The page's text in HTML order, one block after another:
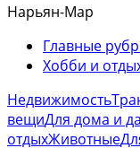
Нарьян-Мар
Главные
Хобби и
Недвижимость
вещиДля дома и
отдыхЖивотные